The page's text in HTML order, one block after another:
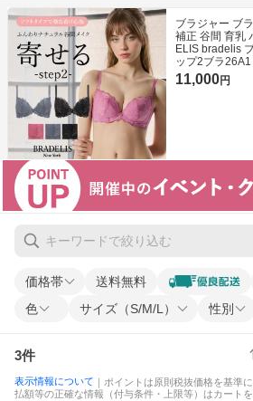
価格帯 送料無料
色 サイズ（S/M/L） 性別
3件
表示情報について ｜ポイントは原則税抜価格を基準
払額等の正確な情報（付与条件・上限等）はカート